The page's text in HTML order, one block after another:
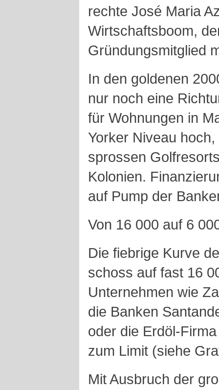
rechte José Maria
Wirtschaftsboom,
Gründungsmitglied
In den goldenen
nur noch eine
für Wohnungen in
Yorker Niveau
sprossen
Kolonien.
auf Pump der
Von 16 000 auf 6
Die fiebrige Kurve
schoss auf fast 16
Unternehmen wie
die Banken
oder die Erdöl-
zum Limit (siehe
Mit Ausbruch der